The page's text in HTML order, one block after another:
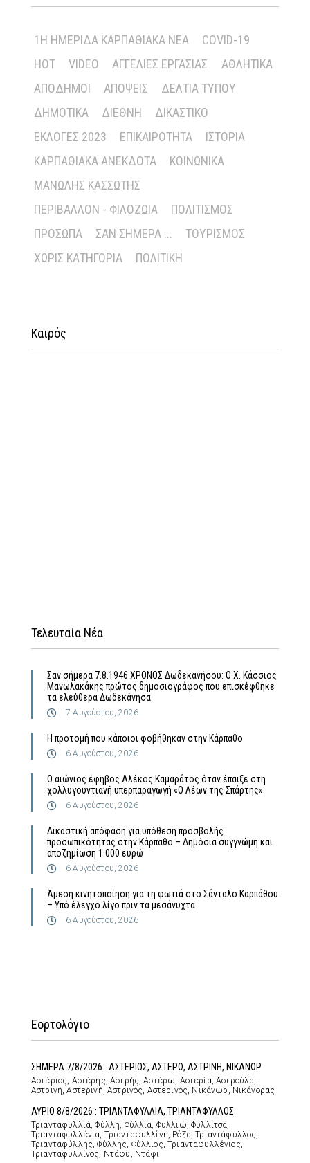
1Η ΗΜΕΡΊΔΑ ΚΑΡΠΑΘΙΑΚΆ ΝΈΑ
COVID-19
HOT
VIDEO ΑΓΓΕΛΊΕΣ ΕΡΓΑΣΊΑΣ
ΑΘΛΗΤΙΚΆ
ΑΠΌΔΗΜΟΙ
ΑΠΌΨΕΙΣ
ΔΕΛΤΊΑ ΤΎΠΟΥ
ΔΗΜΟΤΙΚΆ
ΔΙΕΘΝΉ
ΔΙΚΑΣΤΙΚΌ
ΕΚΛΟΓΈΣ 2023
ΕΠΙΚΑΙΡΌΤΗΤΑ
ΙΣΤΟΡΊΑ
ΚΑΡΠΑΘΙΑΚΆ ΑΝΈΚΔΟΤΑ
ΚΟΙΝΩΝΙΚΆ
ΜΑΝΏΛΗΣ ΚΑΣΣΏΤΗΣ
ΠΕΡΙΒΆΛΛΟΝ - ΦΙΛΟΖΩΊΑ
ΠΟΛΙΤΙΣΜΌΣ
ΠΡΌΣΩΠΑ
ΣΑΝ ΣΉΜΕΡΑ ...
ΤΟΥΡΙΣΜΌΣ
ΧΩΡΊΣ ΚΑΤΗΓΟΡΊΑ
ΠΟΛΙΤΙΚΉ
Καιρός
Τελευταία Νέα
Σαν σήμερα 7.8.1946 ΧΡΟΝΟΣ Δωδεκανήσου: Ο Χ. Κάσσιος
Μανωλακάκης πρώτος δημοσιογράφος που επισκέφθηκε
τα ελεύθερα Δωδεκάνησα
7 Αυγούστου, 2026
Η προτομή που κάποιοι φοβήθηκαν στην Κάρπαθο
6 Αυγούστου, 2026
Ο αιώνιος έφηβος Αλέκος Καμαράτος όταν έπαιξε στη
χολλυγουντιανή υπερπαραγωγή «Ο Λέων της Σπάρτης»
6 Αυγούστου, 2026
Δικαστική απόφαση για υπόθεση προσβολής
προσωπικότητας στην Κάρπαθο – Δημόσια συγγνώμη και
αποζημίωση 1.000 ευρώ
6 Αυγούστου, 2026
Άμεση κινητοποίηση για τη φωτιά στο Σάνταλο Καρπάθου
– Υπό έλεγχο λίγο πριν τα μεσάνυχτα
6 Αυγούστου, 2026
Εορτολόγιο
ΣΗΜΕΡΑ 7/8/2026 : ΑΣΤΕΡΙΟΣ, ΑΣΤΕΡΩ, ΑΣΤΡΙΝΗ, ΝΙΚΑΝΩΡ
Αστέριος, Αστέρης, Αστρής, Αστέρω, Αστερία, Αστρούλα,
Αστρινή, Αστερινή, Αστρινός, Αστερινός, Νικάνωρ, Νικάνορας
ΑΥΡΙΟ 8/8/2026 : ΤΡΙΑΝΤΑΦΥΛΛΙΑ, ΤΡΙΑΝΤΑΦΥΛΛΟΣ
Τριανταφυλλιά, Φύλλη, Φύλλια, Φυλλιώ, Φυλλίτσα,
Τριανταφυλλένια, Τριανταφυλλίνη, Ρόζα, Τριαντάφυλλος,
Τριανταφύλλης, Φύλλης, Φύλλιος, Τριανταφυλλένιος,
Τριανταφυλλίνος, Ντάφυ, Ντάφι